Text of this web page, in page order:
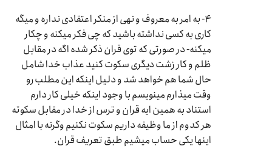
۴- به امر به معروف و نهی از منکر اعتقادی نداره و میگه
کاری به کسی نداشته باشید که چی فکر میکنه و چکار
میکنه- در صورتی که توی قران ذکر شده اگه در مقابل
ظلم و کار زشت دیگری سکوت کنید عذاب خدا شامل
حال شما هم خواهد شد و دلیل اینکه این مطلب رو
وقت میذارم مینویسم با وجود اینکه خیلی کار دارم
استناد به همین ایه قران و ترس از خدا در مقابل سکوته
هر کدوم از ما وظیفه داریم سکوت نکنیم وگرنه با امثال
اینها یکی حساب میشیم طبق تعریف قران.